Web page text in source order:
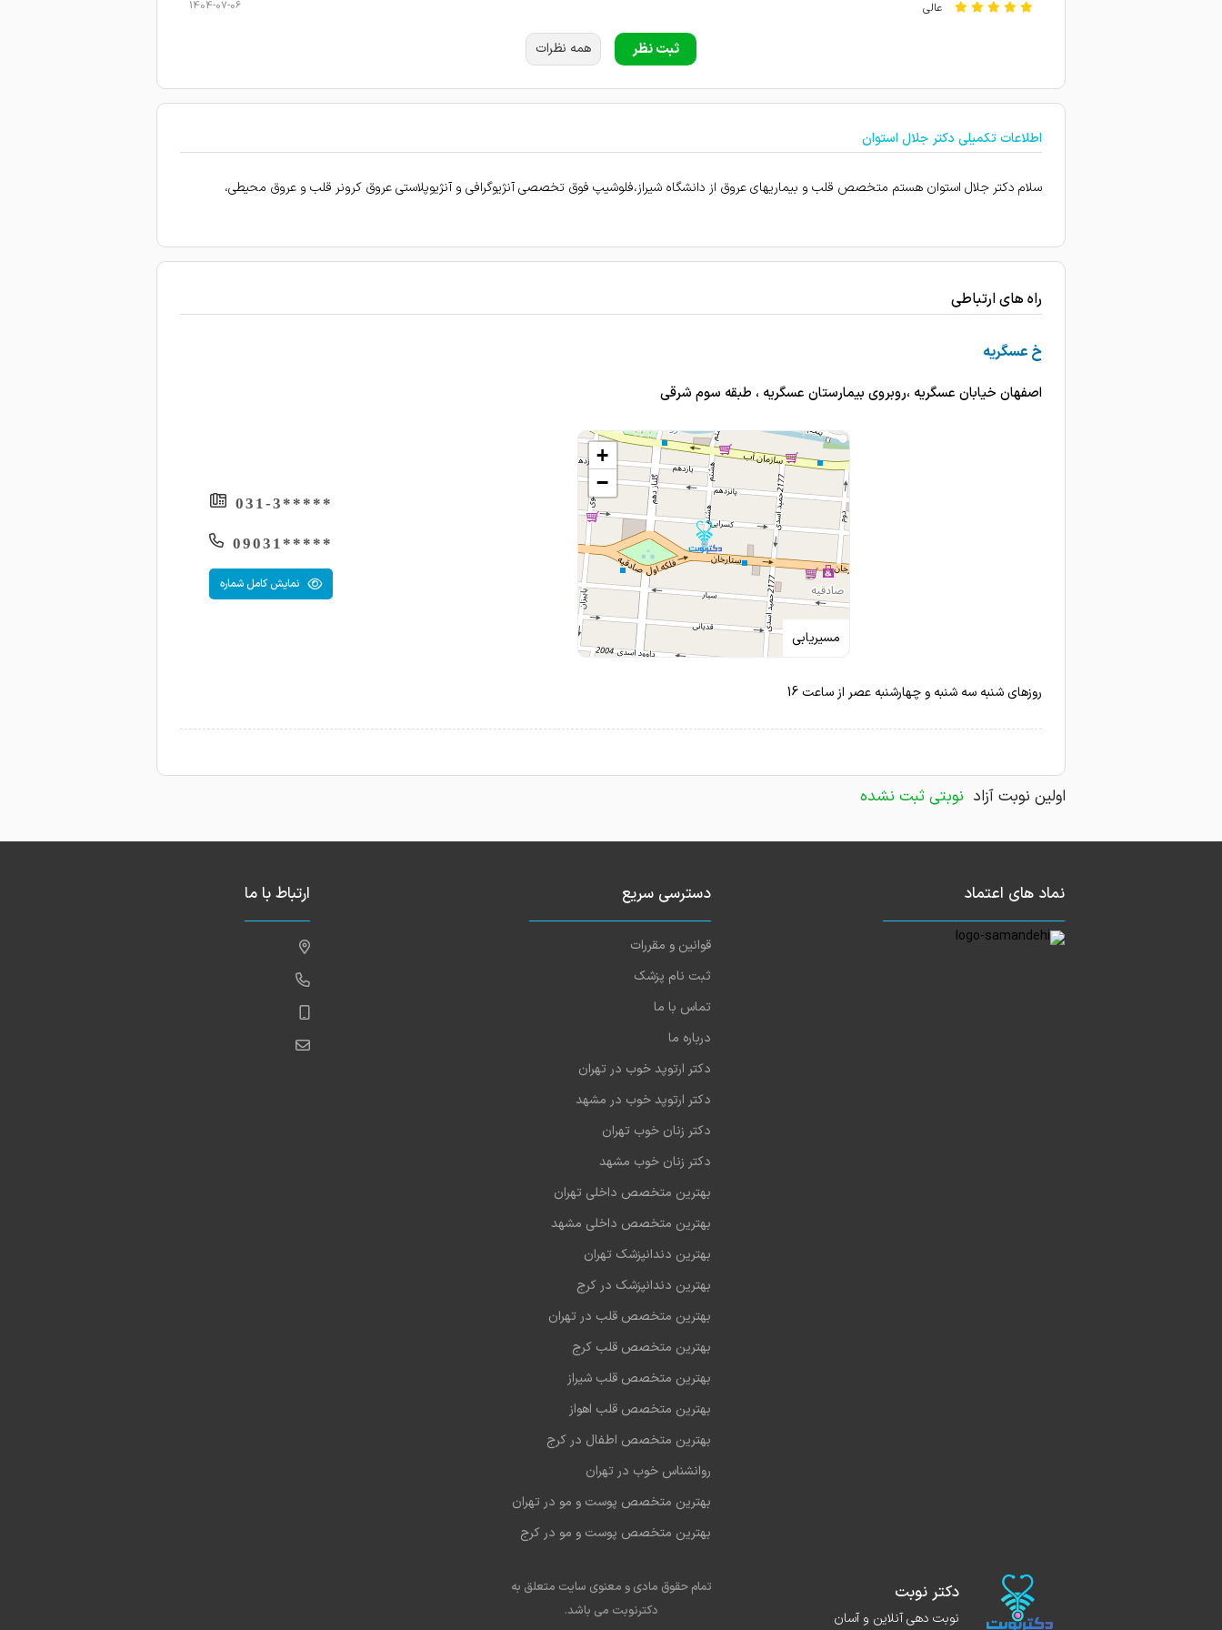
عالی 1404-07-06
عالی 1404-01-08
بسیار با حوصله و فوق العاده باسواد
ایشان بسیار دکتر دلسوز، دقیق هستند و با دقت زیاد دارو تجویز میکنند خدارا شکر با داروها و چکاپ های مرتب ایشان مشکل بنده حل شد
دکتر بسیار خوب و کاربردی می باشد
1403-10-10
1403-10-10
یکی از دکتر های حاذق و بسیار دلسوز
ثبت نظر همه نظرات
اولین نوبت آزاد نوبتی ثبت نشده
اطلاعات تکمیلی دکتر جلال استوان
سلام دکتر جلال استوان هستم متخصص قلب و بیماریهای عروق از دانشگاه شیراز،فلوشیپ فوق تخصصی آنژیوگرافی و آنژیوپلاستی عروق کرونر قلب و عروق محیطی،
راه های ارتباطی
خ عسگریه
اصفهان خیابان عسگریه ،روبروی بیمارستان عسگریه ، طبقه سوم شرقی
مسیریابی
+
−
*****031-3
*****09031
نمایش کامل شماره
روزهای شنبه سه شنبه و چهارشنبه عصر از ساعت 16
نماد های اعتماد دسترسی سریع
قوانین و مقررات
ثبت نام پزشک
تماس با ما
درباره ما
دکتر ارتوپد خوب در تهران
دکتر ارتوپد خوب در مشهد
دکتر زنان خوب تهران
دکتر زنان خوب مشهد
بهترین متخصص داخلی تهران
بهترین متخصص داخلی مشهد
بهترین دندانپزشک تهران
بهترین دندانپزشک در کرج
بهترین متخصص قلب در تهران
بهترین متخصص قلب کرج
بهترین متخصص قلب شیراز
بهترین متخصص قلب اهواز
بهترین متخصص اطفال در کرج
روانشناس خوب در تهران
بهترین متخصص پوست و مو در تهران
بهترین متخصص پوست و مو در کرج
ارتباط با ما
دکتر نوبت
نوبت دهی آنلاین و آسان
تمام حقوق مادی و معنوی سایت متعلق به
دکترنوبت می باشد.